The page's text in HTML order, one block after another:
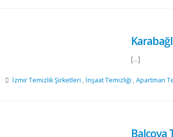
[...]
İzmir Temizlik Şirketleri , İnşaat Temizliği ,Apartman
Balçova